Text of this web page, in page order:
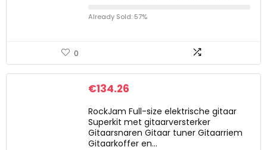
Already Sold: 57%
0
€134.26
RockJam Full-size elektrische gitaar
Superkit met gitaarversterker
Gitaarsnaren Gitaar tuner Gitaarriem
Gitaarkoffer en…